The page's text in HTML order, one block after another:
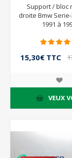
Support / bloc
droite Bmw Serie-
1991 à
15,30€ TTC
VEUX